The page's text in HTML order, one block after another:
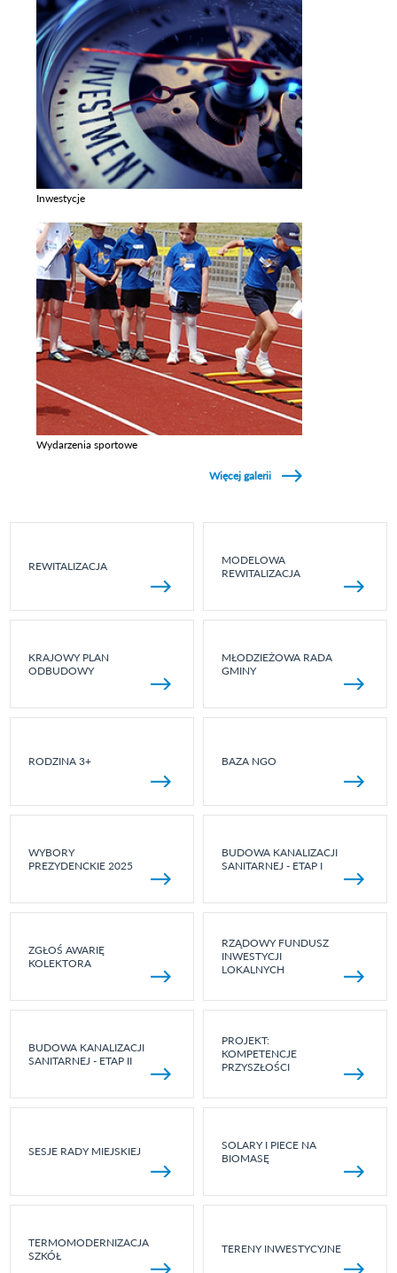
Inwestycje
Wydarzenia sportowe
Więcej galerii
REWITALIZACJA
MODELOWA
REWITALIZACJA
KRAJOWY PLAN
ODBUDOWY
MŁODZIEŻOWA RADA
GMINY
RODZINA 3+ BAZA NGO
WYBORY
PREZYDENCKIE 2025
BUDOWA KANALIZACJI
SANITARNEJ - ETAP I
ZGŁOŚ AWARIĘ
KOLEKTORA
RZĄDOWY FUNDUSZ
INWESTYCJI
LOKALNYCH
BUDOWA KANALIZACJI
SANITARNEJ - ETAP II
PROJEKT:
KOMPETENCJE
PRZYSZŁOŚCI
SESJE RADY MIEJSKIEJ
SOLARY I PIECE NA
BIOMASĘ
TERMOMODERNIZACJA
SZKÓŁ
TERENY INWESTYCYJNE